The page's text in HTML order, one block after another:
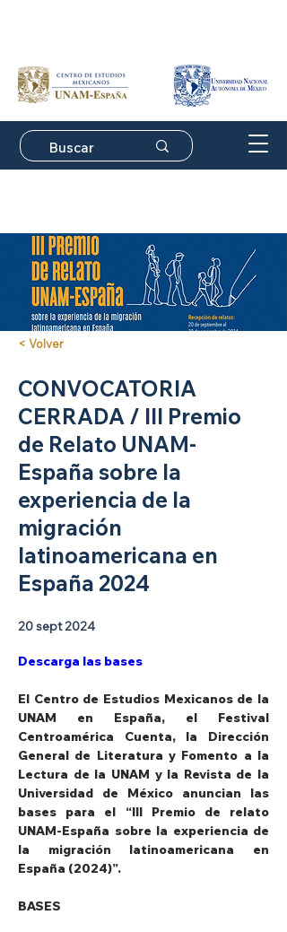
< Volver
CONVOCATORIA
CERRADA / III Premio
de Relato UNAM-
España sobre la
experiencia de la
migración
latinoamericana en
España 2024
20 sept 2024
Descarga las bases
El Centro de Estudios Mexicanos de la
UNAM en España, el Festival
Centroamérica Cuenta, la Dirección
General de Literatura y Fomento a la
Lectura de la UNAM y la Revista de la
Universidad de México anuncian las
bases para el “III Premio de relato
UNAM-España sobre la experiencia de
la migración latinoamericana en
España (2024)”.
BASES